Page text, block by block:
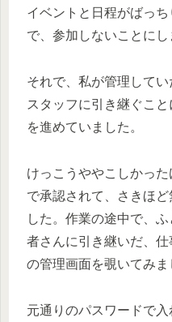
イベントと日程がばっ
で、参加しないことにし
それで、私が管理して
スタッフに引き継ぐこ
を進めていました。
けっこうややこしかっ
で承認されて、さきほ
した。作業の途中で、
者さんに引き継いだ、
の管理画面を覗いてみま
元通りのパスワードで